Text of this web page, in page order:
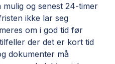
mulig og senest 24-timer
ikke lar seg
om i god tid før
der det er kort tid
dokumenter må